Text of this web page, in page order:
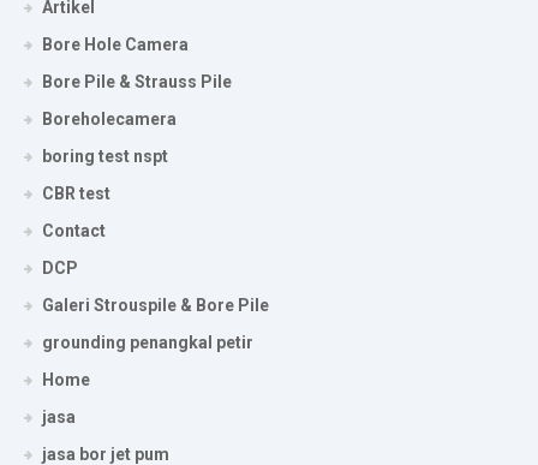
Artikel
Bore Hole Camera
Bore Pile & Strauss Pile
Boreholecamera
boring test nspt
CBR test
Contact
DCP
Galeri Strouspile & Bore Pile
grounding penangkal petir
Home
jasa
jasa bor jet pum